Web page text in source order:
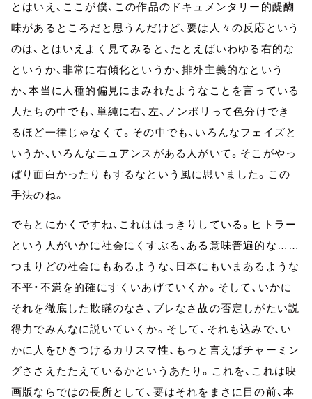
とはいえ、ここが僕、この作品のドキュメンタリー的醍醐
味があるところだと思うんだけど、要は人々の反応という
のは、とはいえよく見てみると、たとえばいわゆる右的な
というか、非常に右傾化というか、排外主義的なという
か、本当に人種的偏見にまみれたようなことを言っている
人たちの中でも、単純に右、左、ノンポリって色分けでき
るほど一律じゃなくて。その中でも、いろんなフェイズと
いうか、いろんなニュアンスがある人がいて。そこがやっ
ぱり面白かったりもするなという風に思いました。この
手法のね。
でもとにかくですね、これははっきりしている。ヒトラー
という人がいかに社会にくすぶる、ある意味普遍的な……
つまりどの社会にもあるような、日本にもいまあるような
不平・不満を的確にすくいあげていくか。そして、いかに
それを徹底した欺瞞のなさ、ブレなさ故の否定しがたい説
得力でみんなに説いていくか。そして、それも込みで、い
かに人をひきつけるカリスマ性、もっと言えばチャーミン
グささえたたえているかというあたり。これを、これは映
画版ならではの長所として、要はそれをまさに目の前、本